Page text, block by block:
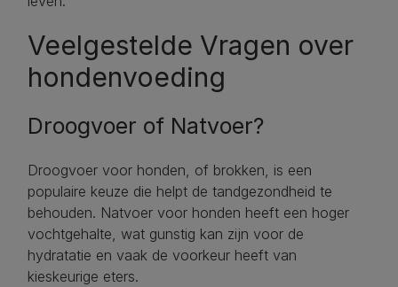
Veelgestelde Vragen over
hondenvoeding
Droogvoer of Natvoer?
Droogvoer voor honden, of brokken, is een
populaire keuze die helpt de tandgezondheid te
behouden. Natvoer voor honden heeft een hoger
vochtgehalte, wat gunstig kan zijn voor de
hydratatie en vaak de voorkeur heeft van
kieskeurige eters.